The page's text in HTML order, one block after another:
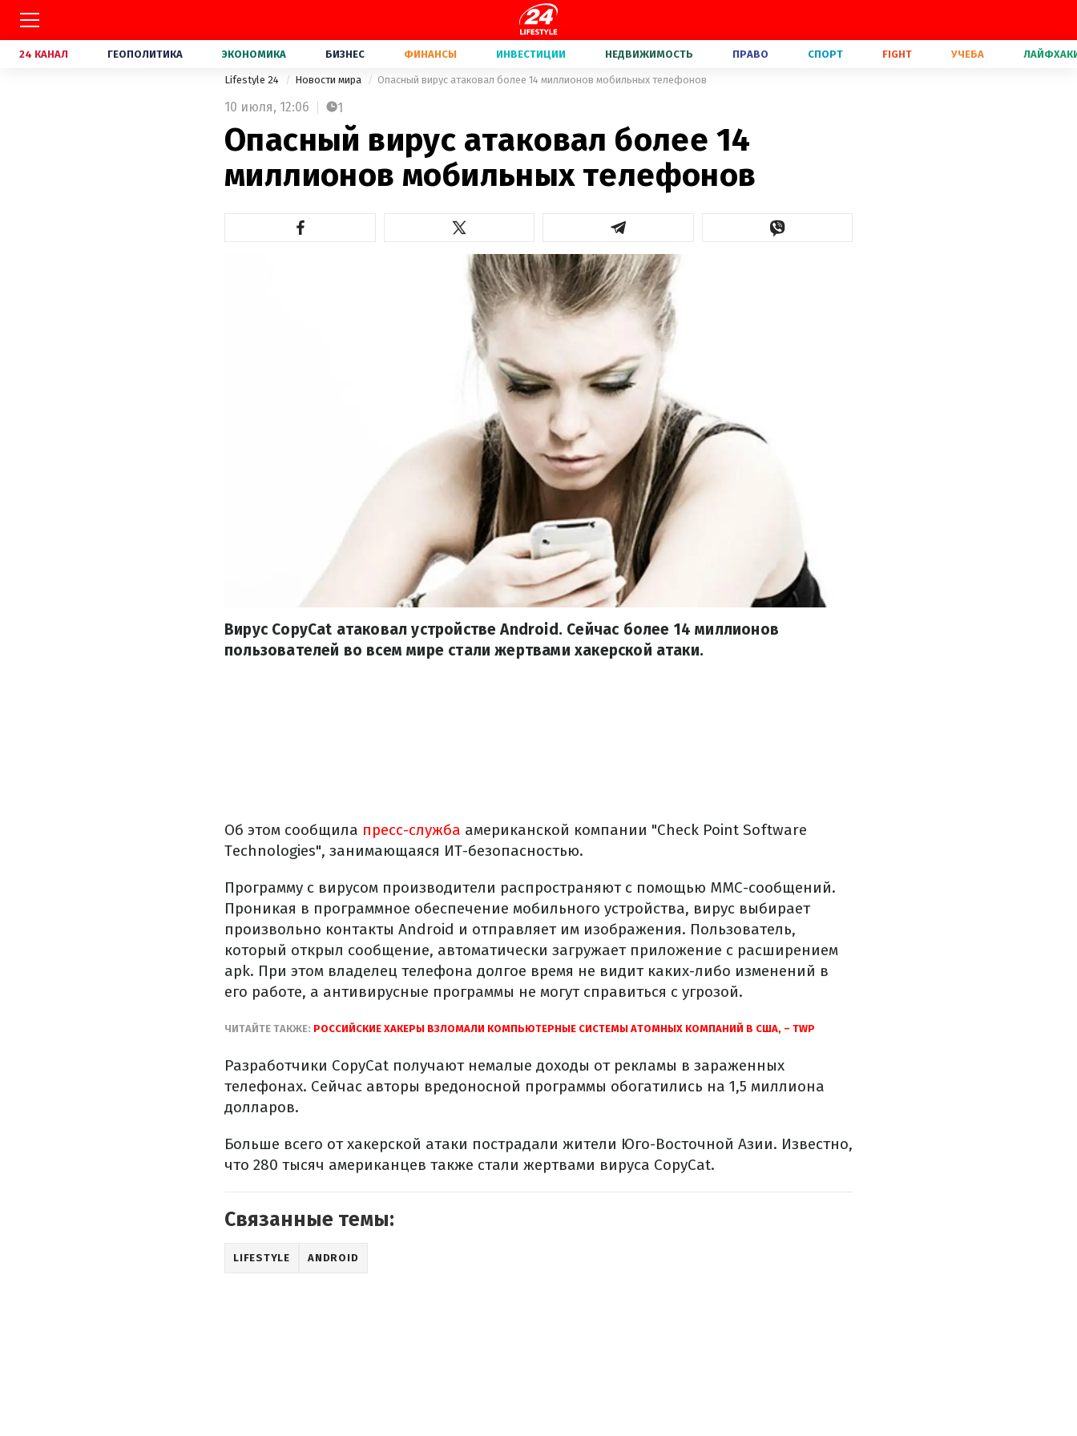
24 КАНАЛ ГЕОПОЛИТИКА ЭКОНОМИКА БИЗНЕС ФИНАНСЫ ИНВЕСТИЦИИ НЕДВИЖИМОСТЬ ПРАВО СПОРТ FIGHT УЧЕБА
Lifestyle 24 Новости мира Опасный вирус атаковал более 14 миллионов мобильных телефонов
10 июля, 12:06 1
Опасный вирус атаковал более 14
миллионов мобильных телефонов
Вирус CopyCat атаковал устройстве Android. Сейчас более 14 миллионов
пользователей во всем мире стали жертвами хакерской атаки.
Об этом сообщила пресс-служба американской компании "Check Point Software
Technologies", занимающаяся ИТ-безопасностью.
Программу с вирусом производители распространяют с помощью ММС-сообщений.
Проникая в программное обеспечение мобильного устройства, вирус выбирает
произвольно контакты Android и отправляет им изображения. Пользователь,
который открыл сообщение, автоматически загружает приложение с расширением
apk. При этом владелец телефона долгое время не видит каких-либо изменений в
его работе, а антивирусные программы не могут справиться с угрозой.
ЧИТАЙТЕ ТАКЖЕ: РОССИЙСКИЕ ХАКЕРЫ ВЗЛОМАЛИ КОМПЬЮТЕРНЫЕ СИСТЕМЫ АТОМНЫХ КОМПАНИЙ В США, – TWP
Разработчики CopyCat получают немалые доходы от рекламы в зараженных
телефонах. Сейчас авторы вредоносной программы обогатились на 1,5 миллиона
долларов.
Больше всего от хакерской атаки пострадали жители Юго-Восточной Азии. Известно,
что 280 тысяч американцев также стали жертвами вируса CopyCat.
Связанные темы:
LIFESTYLE ANDROID